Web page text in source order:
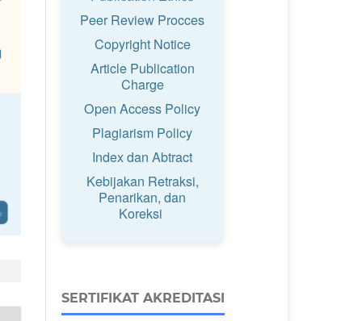
Peer Review Procces
Copyright Notice
Article Publication
Charge
Open Access Policy
Plagiarism Policy
Index dan Abtract
Kebijakan Retraksi,
Penarikan, dan
Koreksi
SERTIFIKAT AKREDITASI